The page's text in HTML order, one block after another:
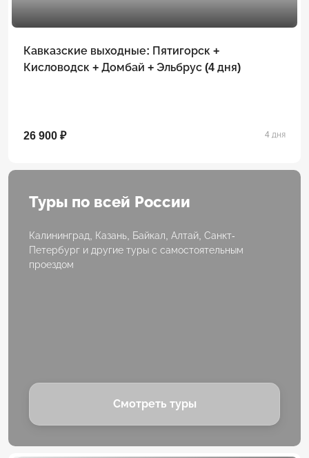
Кавказские выходные: Пятигорск +
Кисловодск + Домбай + Эльбрус (4 дня)
26 900 ₽ 4 дня
Туры по всей России
Калининград, Казань, Байкал, Алтай, Санкт-
Петербург и другие туры с самостоятельным
проездом
Смотреть туры